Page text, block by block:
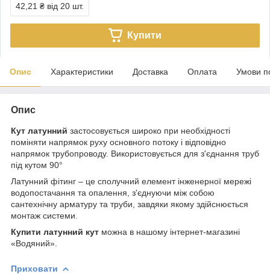
42,21 ₴ від 20 шт.
Купити
Опис Характеристики Доставка Оплата Умови
Опис
Кут латунний застосовується широко при необхідності
поміняти напрямок руху основного потоку і відповідно
напрямок трубопроводу. Використовується для з'єднання труб
під кутом 90°
Латунний фітинг – це сполучний елемент інженерної мережі
водопостачання та опалення, з'єднуючи між собою
сантехнічну арматуру та труби, завдяки якому здійснюється
монтаж системи.
Купити латунний кут можна в нашому інтернет-магазині
«Водяний».
Приховати